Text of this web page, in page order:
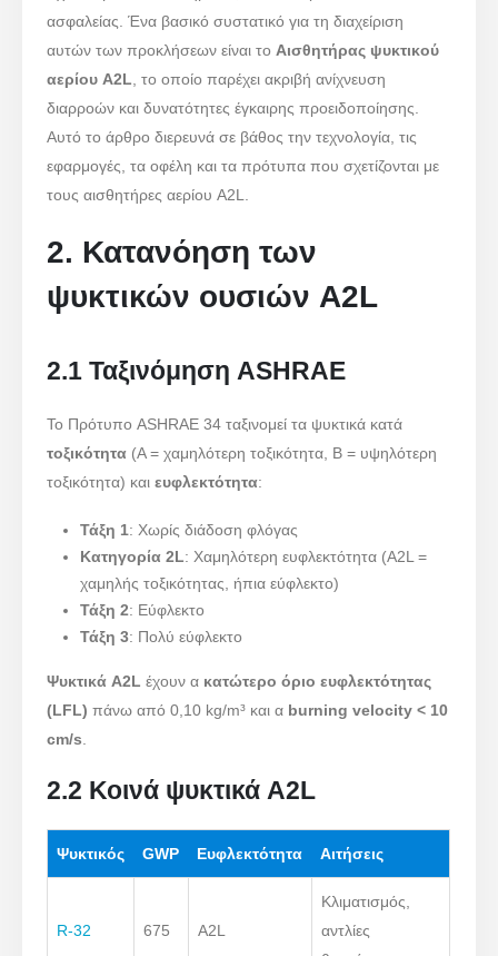
ασφαλείας. Ένα βασικό συστατικό για τη διαχείριση
αυτών των προκλήσεων είναι το Αισθητήρας ψυκτικού
αερίου A2L , το οποίο παρέχει ακριβή ανίχνευση
διαρροών και δυνατότητες έγκαιρης προειδοποίησης.
Αυτό το άρθρο διερευνά σε βάθος την τεχνολογία, τις
εφαρμογές, τα οφέλη και τα πρότυπα που σχετίζονται με
τους αισθητήρες αερίου A2L.
2. Κατανόηση των
ψυκτικών ουσιών A2L
2.1 Ταξινόμηση ASHRAE
Το Πρότυπο ASHRAE 34 ταξινομεί τα ψυκτικά κατά
τοξικότητα (Α = χαμηλότερη τοξικότητα, Β = υψηλότερη
τοξικότητα) καιευφλεκτότητα:
Τάξη 1: Χωρίς διάδοση φλόγας
Κατηγορία 2L: Χαμηλότερη ευφλεκτότητα (A2L =
χαμηλής τοξικότητας, ήπια εύφλεκτο)
Τάξη 2: Εύφλεκτο
Τάξη 3: Πολύ εύφλεκτο
Ψυκτικά A2L έχουν α κατώτερο όριο ευφλεκτότητας
(LFL) πάνω από 0,10 kg/m³ και α burning velocity < 10
cm/s
2.2 Κοινά ψυκτικά A2L
Ψυκτικός GWP Ευφλεκτότητα Αιτήσεις
R-32 675 A2L
Κλιματισμός,
αντλίες